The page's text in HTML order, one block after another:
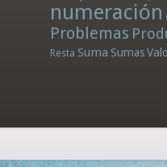
numeración
Problemas
Resta Suma Sumas